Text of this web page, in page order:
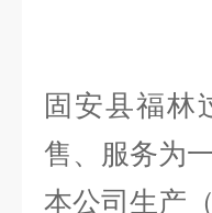
固安县福林
售、服务为
本公司生产